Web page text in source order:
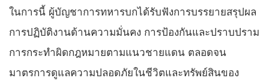
ในการนี้ ผู้บัญชาการทหารบกได้รับฟังการบรรยายสรุปผล
การปฏิบัติงานด้านความมั่นคง การป้องกันและปราบปราม
การกระทำผิดกฎหมายตามแนวชายแดน ตลอดจน
มาตรการดูแลความปลอดภัยในชีวิตและทรัพย์สินของ